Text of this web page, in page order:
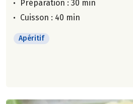
Préparation : 30 min
Cuisson : 40 min
Apéritif